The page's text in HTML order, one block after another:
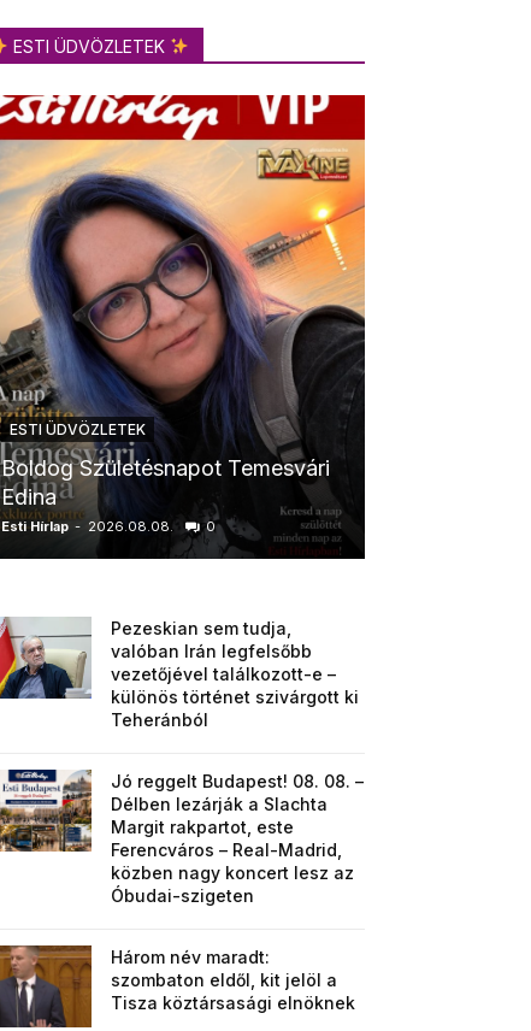
ESTI ÜDVÖZLETEK
ESTI ÜDVÖZLETEK
Boldog Születésnapot Temesvári
Edina
Esti Hírlap - 2026.08.08. 0
Pezeskian sem tudja,
valóban Irán legfelsőbb
vezetőjével találkozott-e –
különös történet szivárgott ki
Teheránból
Jó reggelt Budapest! 08. 08. –
Délben lezárják a Slachta
Margit rakpartot, este
Ferencváros – Real-Madrid,
közben nagy koncert lesz az
Óbudai-szigeten
Három név maradt:
szombaton eldől, kit jelöl a
Tisza köztársasági elnöknek